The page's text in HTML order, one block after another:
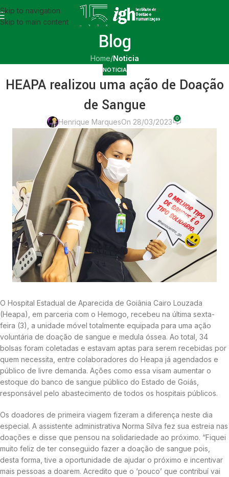
Skip to navigation
Skip to main content
Blog
Home/Noticia
NOTICIA
HEAPA realizou uma ação de Doação
de Sangue
Henrique MarquesOn 28/03/2023 0
O Hospital Estadual de Aparecida de Goiânia Cairo Louzada
(Heapa), em parceria com o Hemogo, recebeu na última sexta-
feira (3), a unidade móvel totalmente equipada para uma ação
voluntária de doação de sangue e medula óssea. Ao total, 34
bolsas foram coletadas e estavam aptas para serem recebidas por
quem necessita, entre colaboradores do Heapa já agendados e
público de livre demanda. Ações como essa visam aumentar o
estoque do banco de sangue público do Estado de Goiás,
responsável pelo abastecimento de todos os hospitais públicos.
Os doadores de primeira viagem fizeram a diferença neste dia
especial. A assistente administrativa Norma Silva fez sua estreia nas
doações e disse que pensou na solidariedade ao próximo. “Fiquei
muito feliz de ter conseguido fazer a doação de sangue pois,
desta forma, tive a oportunidade de ajudar o próximo e incentivar
mais pessoas a doarem. Acredito que o ‘pouco’ que contribuí vai